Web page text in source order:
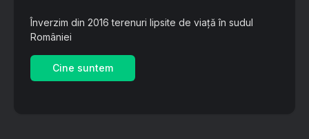
Înverzim din 2016 terenuri lipsite de viață în sudul
României
Cine suntem